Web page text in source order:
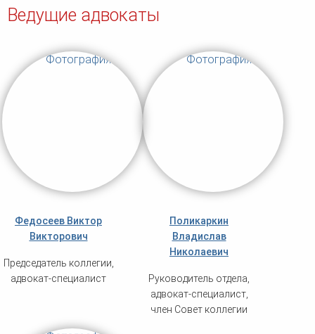
Ведущие адвокаты
Федосеев Виктор
Викторович
Председатель коллегии,
адвокат-специалист
Поликаркин
Владислав
Николаевич
Руководитель отдела,
адвокат-специалист,
член Совет коллегии